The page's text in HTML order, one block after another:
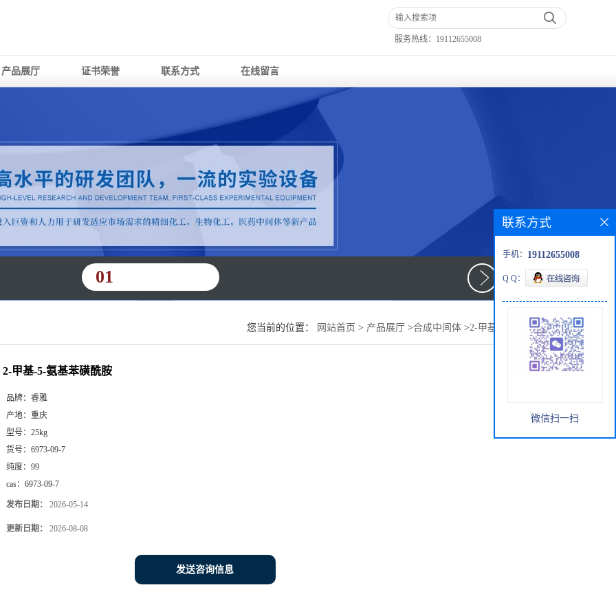
服务热线： 19112655008
产品展厅 证书荣誉 联系方式 在线留言
01
您当前的位置： 网站首页 > 产品展厅 >合成中间体 >2-甲基-5-氨基苯磺酰胺
2-甲基-5-氨基苯磺酰胺
品牌： 睿雅
产地： 重庆
型号： 25kg
货号： 6973-09-7
纯度： 99
cas： 6973-09-7
发布日期： 2026-05-14
更新日期： 2026-08-08
发送咨询信息
联系方式
手机： 19112655008
Q Q：
微信扫一扫